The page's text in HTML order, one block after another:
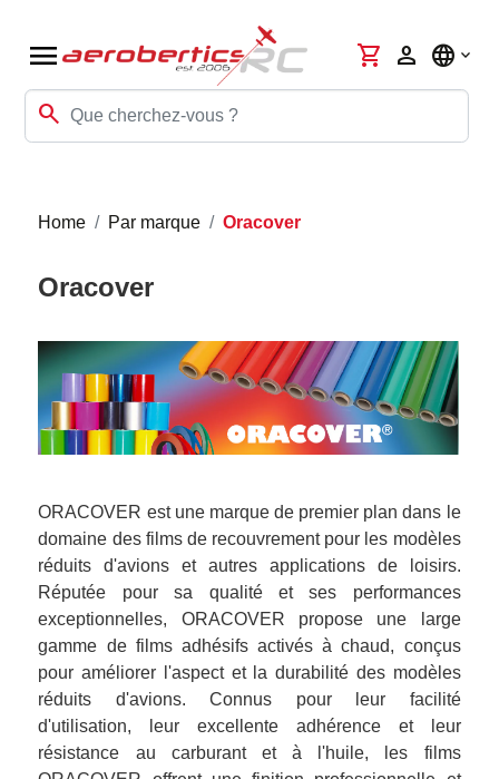
menu
search
shopping_cart person language
Home Par marque Oracover
Oracover
ORACOVER est une marque de premier plan dans le
domaine des films de recouvrement pour les modèles
réduits d'avions et autres applications de loisirs.
Réputée pour sa qualité et ses performances
exceptionnelles, ORACOVER propose une large
gamme de films adhésifs activés à chaud, conçus
pour améliorer l'aspect et la durabilité des modèles
réduits d'avions. Connus pour leur facilité
d'utilisation, leur excellente adhérence et leur
résistance au carburant et à l'huile, les films